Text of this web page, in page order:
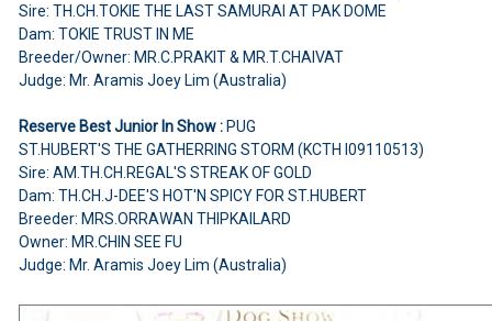
Sire: TH.CH.TOKIE THE LAST SAMURAI AT PAK DOME
Dam: TOKIE TRUST IN ME
Breeder/Owner: MR.C.PRAKIT & MR.T.CHAIVAT
Judge: Mr. Aramis Joey Lim (Australia)
Reserve Best Junior In Show :PUG
ST.HUBERT'S THE GATHERRING STORM (KCTH I09110513)
Sire: AM.TH.CH.REGAL'S STREAK OF GOLD
Dam: TH.CH.J-DEE'S HOT'N SPICY FOR ST.HUBERT
Breeder: MRS.ORRAWAN THIPKAILARD
Owner: MR.CHIN SEE FU
Judge: Mr. Aramis Joey Lim (Australia)